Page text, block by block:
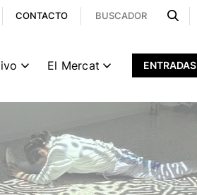
CONTACTO
ENTRADAS
El Mercat